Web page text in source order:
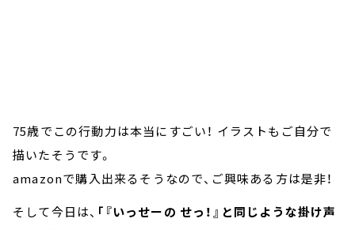
75歳でこの行動力は本当にすごい！ イラストもご自分で
描いたそうです。
amazonで購入出来るそうなので、ご興味ある方は是非！
そして今日は、 「『いっせーの せっ！』と同じような掛け声